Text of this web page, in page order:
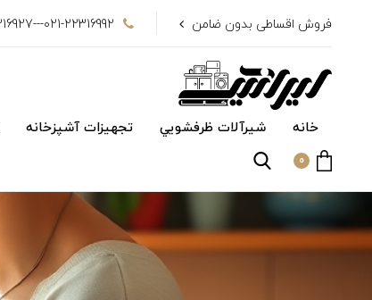
فروش اقساطی بدون ضامن 021-22316992---021-22316927
خانه شیرآلات ظرفشويي تجهیزات آشپزخانه
0